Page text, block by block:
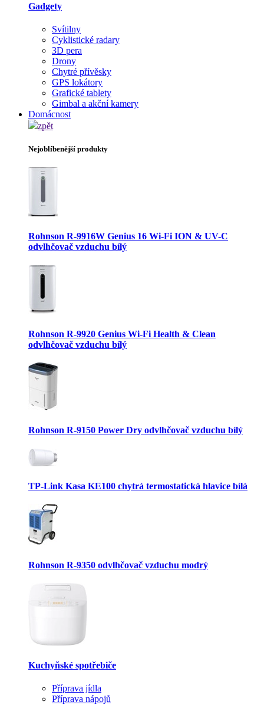
Gadgety
Svítilny
Cyklistické radary
3D pera
Drony
Chytré přívěsky
GPS lokátory
Grafické tablety
Gimbal a akční kamery
Domácnost
zpět
Nejoblíbenější produkty
Rohnson R-9916W Genius 16 Wi-Fi ION & UV-C
odvlhčovač vzduchu bílý
Rohnson R-9920 Genius Wi-Fi Health & Clean
odvlhčovač vzduchu bílý
Rohnson R-9150 Power Dry odvlhčovač vzduchu bílý
TP-Link Kasa KE100 chytrá termostatická hlavice bílá
Rohnson R-9350 odvlhčovač vzduchu modrý
Kuchyňské spotřebiče
Příprava jídla
Příprava nápojů